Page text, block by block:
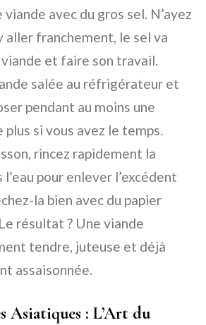
viande avec du gros sel. N’ayez
aller franchement, le sel va
et faire son travail.
salée au réfrigérateur et
pendant au moins une
plus si vous avez le temps.
rincez rapidement la
l’eau pour enlever l’excédent
la bien avec du papier
résultat ? Une viande
tendre, juteuse et déjà
assaisonnée.
Asiatiques : L’Art du